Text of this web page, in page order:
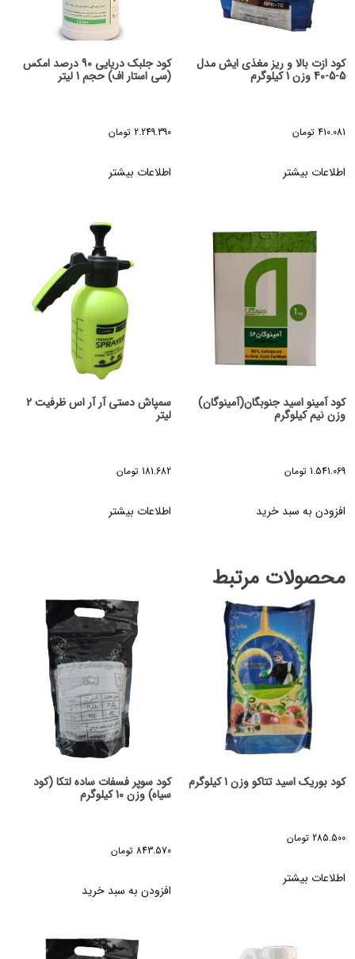
کود ازت بالا و ریز مغذی ایش مدل
5-5-40 وزن 1 کیلوگرم
410.081 تومان
اطلاعات بیشتر
کود جلبک دریایی 90 درصد امکس
(سی استار اف) حجم 1 لیتر
2.249.390 تومان
اطلاعات بیشتر
کود آمینو اسید جنوبگان(آمینوگان)
وزن نیم کیلوگرم
1.541.069 تومان
افزودن به سبد خرید
سمپاش دستی آر آر اس ظرفیت 2
لیتر
181.682 تومان
اطلاعات بیشتر
محصولات مرتبط
کود بوریک اسید تتاکو وزن 1 کیلوگرم
285.500 تومان
اطلاعات بیشتر
کود سوپر فسفات ساده لتکا (کود
سیاه) وزن 10 کیلوگرم
843.570 تومان
افزودن به سبد خرید